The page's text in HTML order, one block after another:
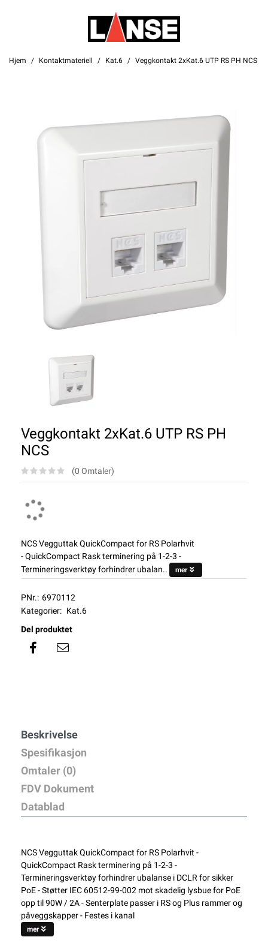
Hjem Kontaktmateriell Kat.6 Veggkontakt 2xKat.6 UTP RS PH NCS
Veggkontakt 2xKat.6 UTP RS PH
NCS
(0 Omtaler)
NCS Vegguttak QuickCompact for RS Polarhvit
- QuickCompact Rask terminering på 1-2-3 -
Termineringsverktøy forhindrer ubalan..
mer
PNr.: 6970112
Kategorier: Kat.6
Del produktet
Beskrivelse
Spesifikasjon
Omtaler (0)
FDV Dokument
Datablad
NCS Vegguttak QuickCompact for RS Polarhvit -
QuickCompact Rask terminering på 1-2-3 -
Termineringsverktøy forhindrer ubalanse i DCLR for sikker
PoE - Støtter IEC 60512-99-002 mot skadelig lysbue for PoE
opp til 90W / 2A - Senterplate passer i RS og Plus rammer og
påveggskapper - Festes i kanal
mer